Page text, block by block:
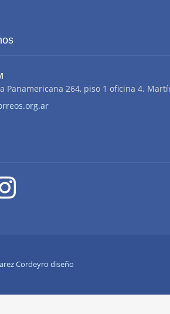
Panamericana 264, piso 1 oficina 4.
Cordeyro diseño